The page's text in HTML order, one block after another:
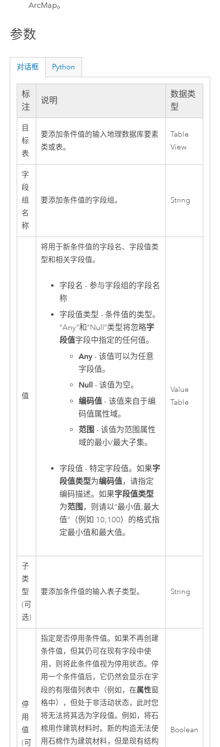
ArcMap。
参数
对话框 Python
标
注
说明
数据类
型
目
标
表
要添加条件值的输入地理数据库要素
类或表。
Table
View
字
段
组
名
称
要添加条件值的字段组。 String
值
将用于新条件值的字段名、字段值类
型和相关字段值。
字段名 - 参与字段组的字段名
称
字段值类型 - 条件值的类型。
“Any”和“Null”类型将忽略字
段值字段中指定的任何值。
Any - 该值可以为任意
字段值。
Null - 该值为空。
编码值 - 该值来自于编
码值属性域。
范围 - 该值为范围属性
域的最小/最大子集。
字段值 - 特定字段值。如果字
段值类型为编码值，请指定
编码描述。如果字段值类型
为范围 ，则请以“最小值;最大
值”（例如 10;100）的格式指
定最小值和最大值。
Value
Table
子
类
型
(可
选)
要添加条件值的输入表子类型。 String
停
用
值
(可
指定是否停用条件值。如果不再创建
条件值，但其仍可在现有字段中使
用，则将此条件值视为停用状态。停
用一个条件值后，它仍然会显示在字
段的有限值列表中（例如，在属性窗
格中），但处于非活动状态，此时您
将无法将其选为字段值。例如，将石
棉用作建筑材料时。新的构造无法使
用石棉作为建筑材料，但是现有结构
Boolean